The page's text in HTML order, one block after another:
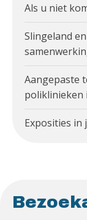
Als u niet
Slingeland
Aangepaste
poliklinieken
Exposities in